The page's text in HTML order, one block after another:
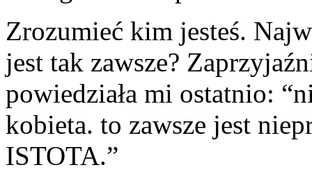
Zrozumieć kim jesteś.
jest tak zawsze?
powiedziała mi ostatnio:
kobieta. to zawsze jest
ISTOTA.”